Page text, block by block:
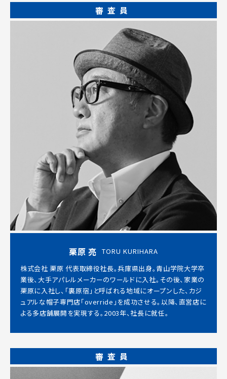
審査員
栗原 亮 TORU KURIHARA
株式会社 栗原 代表取締役社長。兵庫県出身。青山学院大学卒
業後、大手アパレルメーカーのワールドに入社。その後、家業の
栗原に入社し、「裏原宿」と呼ばれる地域にオープンした、カジ
ュアルな帽子専⾨店「override」を成功させる。以降、直営店に
よる多店舗展開を実現する。2003年、社長に就任。
審査員